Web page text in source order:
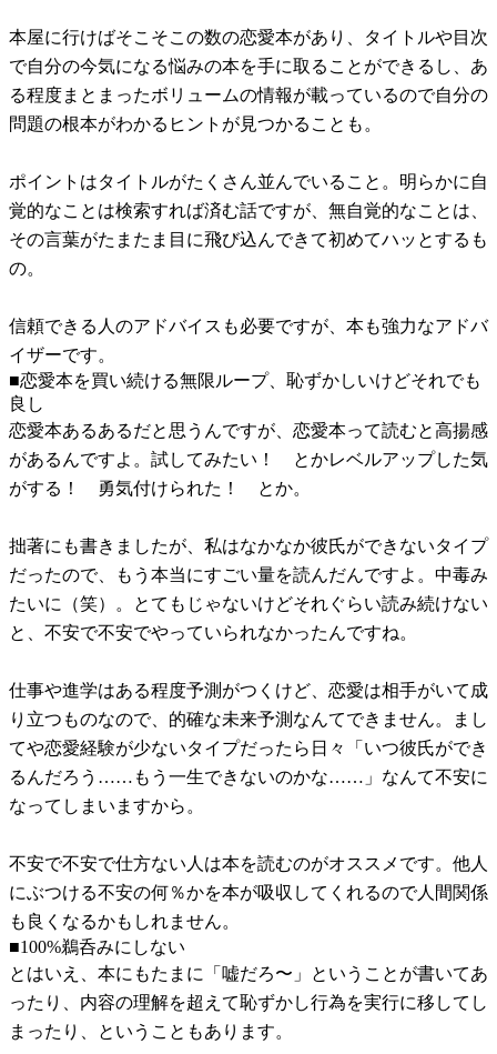
本屋に行けばそこそこの数の恋愛本があり、タイトルや目次
で自分の今気になる悩みの本を手に取ることができるし、あ
る程度まとまったボリュームの情報が載っているので自分の
問題の根本がわかるヒントが見つかることも。
ポイントはタイトルがたくさん並んでいること。明らかに自
覚的なことは検索すれば済む話ですが、無自覚的なことは、
その言葉がたまたま目に飛び込んできて初めてハッとするも
の。
信頼できる人のアドバイスも必要ですが、本も強力なアドバ
イザーです。
■恋愛本を買い続ける無限ループ、恥ずかしいけどそれでも
良し
恋愛本あるあるだと思うんですが、恋愛本って読むと高揚感
があるんですよ。試してみたい！ とかレベルアップした気
がする！ 勇気付けられた！ とか。
拙著にも書きましたが、私はなかなか彼氏ができないタイプ
だったので、もう本当にすごい量を読んだんですよ。中毒み
たいに（笑）。とてもじゃないけどそれぐらい読み続けない
と、不安で不安でやっていられなかったんですね。
仕事や進学はある程度予測がつくけど、恋愛は相手がいて成
り立つものなので、的確な未来予測なんてできません。まし
てや恋愛経験が少ないタイプだったら日々「いつ彼氏ができ
るんだろう……もう一生できないのかな……」なんて不安に
なってしまいますから。
不安で不安で仕方ない人は本を読むのがオススメです。他人
にぶつける不安の何％かを本が吸収してくれるので人間関係
も良くなるかもしれません。
■100%鵜呑みにしない
とはいえ、本にもたまに「嘘だろ〜」ということが書いてあ
ったり、内容の理解を超えて恥ずかし行為を実行に移してし
まったり、ということもあります。